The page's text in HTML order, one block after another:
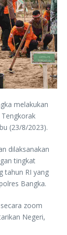
melakukan
(23/8/2023).
dilaksanakan
tingkat
tahun RI yang
Bangka.
zoom
Negeri,